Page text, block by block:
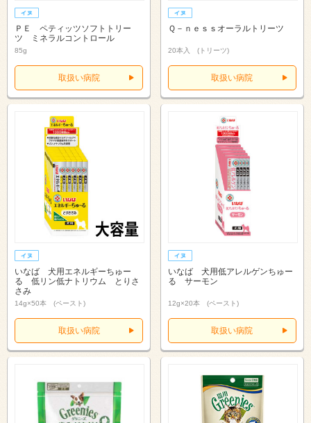
ＰＥ ペティッツソフトトリー
ツ ミネラルコントロール
85g
取扱い病院
Ｑ－ｎｅｓｓオーラルトリーツ
20本入 (トリーツ)
取扱い病院
いなば 犬用エネルギーちゅー
る 低リン低ナトリウム とりさ
さみ
14g×50本 (ペースト)
取扱い病院
いなば 犬用低アレルゲンちゅー
る サーモン
12g×20本 (ペースト)
取扱い病院